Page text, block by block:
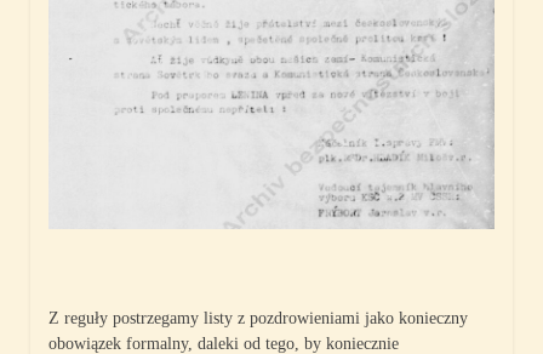
Z reguły postrzegamy listy z pozdrowieniami jako konieczny
obowiązek formalny, daleki od tego, by koniecznie